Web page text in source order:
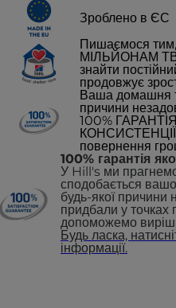
Зроблено в ЄС
Пишаємося
МІЛЬЙОНАМ
знайти
продовжує
Ваша домашня
причини
100%
повернення
100% гарантія
У Hill's ми
сподобається
будь-якої причини
придбали у точках
допоможемо
Будь ласка,
інформації.